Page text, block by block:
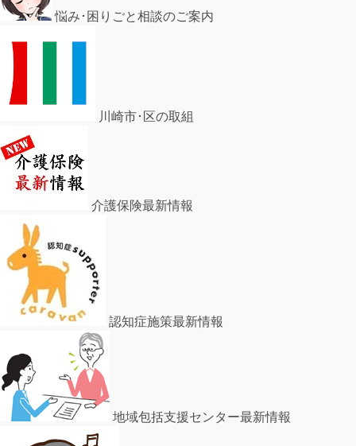
悩み･困りごと相談のご案内
川崎市･区の取組
介護保険最新情報
認知症施策最新情報
地域包括支援センター最新情報